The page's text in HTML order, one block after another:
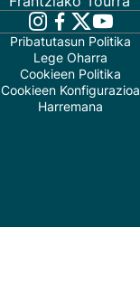
Pribatutasun Politika
Lege Oharra
Cookieen Politika
Cookieen Konfigurazioa
Harremana